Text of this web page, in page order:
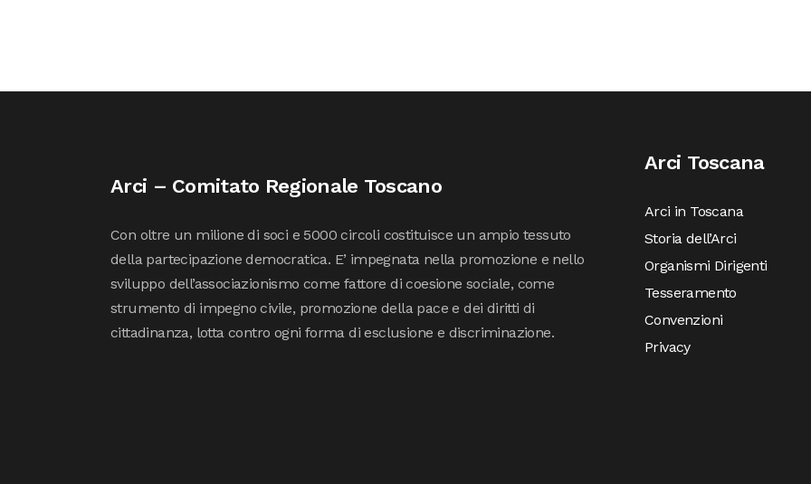
Arci – Comitato Regionale Toscano
Con oltre un milione di soci e 5000 circoli costituisce un ampio tessuto
della partecipazione democratica. E’ impegnata nella promozione e nello
sviluppo dell’associazionismo come fattore di coesione sociale, come
strumento di impegno civile, promozione della pace e dei diritti di
cittadinanza, lotta contro ogni forma di esclusione e discriminazione.
Arci Toscana
Arci in Toscana
Storia dell’Arci
Organismi Dirigenti
Tesseramento
Convenzioni
Privacy